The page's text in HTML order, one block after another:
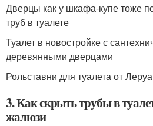
Дверцы как у шкафа-купе тоже
труб в туалете
Туалет в новостройке с
деревянными дверцами
Рольставни для туалета от
3. Как скрыть трубы в
жалюзи